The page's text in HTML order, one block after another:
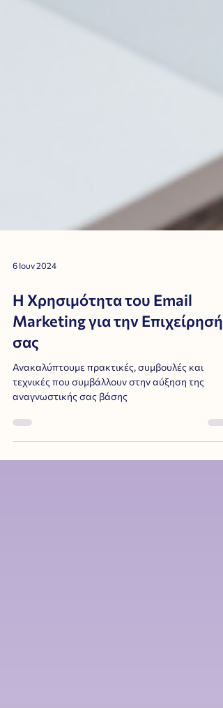
6 Ιουν 2024
Η Χρησιμότητα του Email
Marketing για την Επιχείρησή
σας
Ανακαλύπτουμε πρακτικές, συμβουλές και
αναγνωστικής σας βάσης